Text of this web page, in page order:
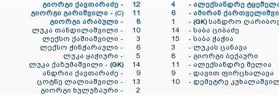
გიორგი ქავთარაძე -
12
გიორგი გარიშვილი - (C)
11
გიორგი არაბული -
8
ლუკა თანდილაშვილი -
10
ლექსო ქაშიაშვილი -
3
ლექსო ჭინჭარაული -
6
ლუკა ყაჭიური -
5
ლუკა ქაზუმაშვილი - (GK)
14
ანდრია ქავთარაძე -
9
ცოტნე ლალიაშვილი -
13
გიორგი ხულუზაური -
2
4
- ალექსანდრე
6
- ამირან
1
- (GK)სანდრო
14
- საბა ციბაძე
15
- საბა ჭაჭია
3
- ლუკას ცანავა
8
- გიორგი ბექაური
11
- ალექსანდრე შელია
9
- დავით ფირცხალავა
10
- დემეტრე